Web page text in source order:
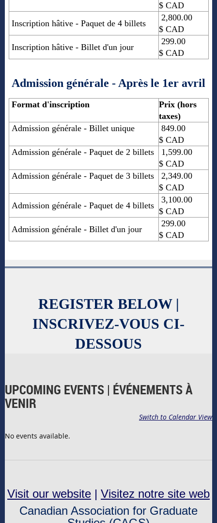
$ CAD
Inscription hâtive - Paquet de 4 billets
2,800.00
$ CAD
Inscription hâtive- Billet d'un jour
299.00
$ CAD
Admission générale - Après le 1er avril
Format d'inscription
Prix (hors
taxes)
Admission générale - Billet unique
849.00
$ CAD
Admission générale- Paquet de 2 billets
1,599.00
$ CAD
Admission générale- Paquet de 3 billets
2,349.00
$ CAD
Admission générale- Paquet de 4 billets
3,100.00
$ CAD
Admission générale- Billet d'un jour
299.00
$ CAD
REGISTER BELOW |
INSCRIVEZ-VOUS CI-
DESSOUS
UPCOMING EVENTS | ÉVÉNEMENTS À
VENIR
Switch to Calendar View
No events available.
Visit our website | Visitez notre site web
Canadian Association for Graduate